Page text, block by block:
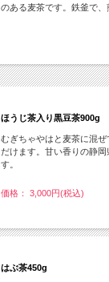
のある麦茶です。鉄釜で
ほうじ茶入り黒豆茶900g
むぎちゃやはと麦茶に混
だけます。甘い香りの静
す。
価格： 3,000円(税込)
はぶ茶450g